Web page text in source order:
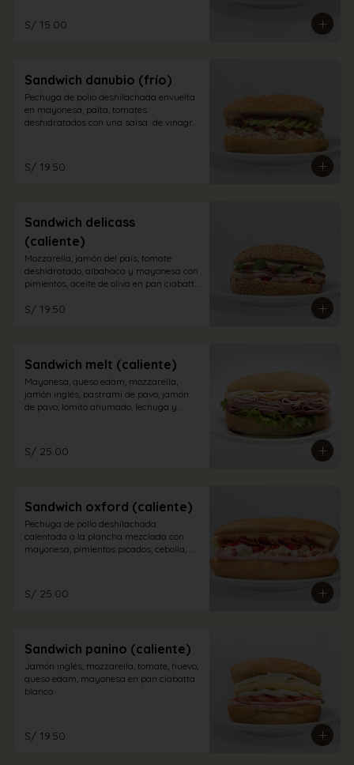
S/ 15.00
Sandwich danubio (frío)
Pechuga de pollo deshilachada envuelta
en mayonesa, palta, tomates
deshidratados con una salsa  de vinagre
S/ 19.50
Sandwich delicass
(caliente)
Mozzarella, jamón del pais, tomate
deshidratado, albahaca y mayonesa con
pimientos, aceite de oliva en pan ciabatta
S/ 19.50
Sandwich melt (caliente)
Mayonesa, queso edam, mozzarella,
jamón inglés, pastrami de pavo, jamón
de pavo, lomito ahumado, lechuga y
S/ 25.00
Sandwich oxford (caliente)
Pechuga de pollo deshilachada
calentada a la plancha mezclada con
mayonesa, pimientos picados, cebolla,
S/ 25.00
Sandwich panino (caliente)
Jamón inglés, mozzarella, tomate, huevo,
queso edam, mayonesa en pan ciabatta
blanco.
S/ 19.50